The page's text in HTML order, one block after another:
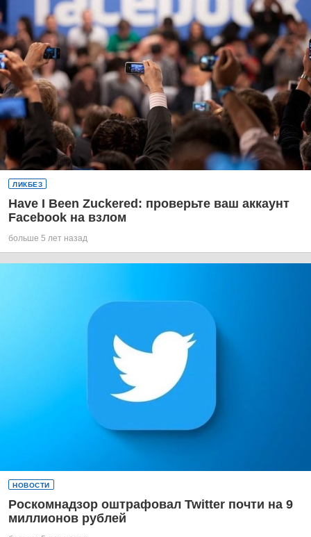
ЛИКБЕЗ
Have I Been Zuckered: проверьте ваш аккаунт
Facebook на взлом
больше 5 лет назад
НОВОСТИ
Роскомнадзор оштрафовал Twitter почти на 9
миллионов рублей